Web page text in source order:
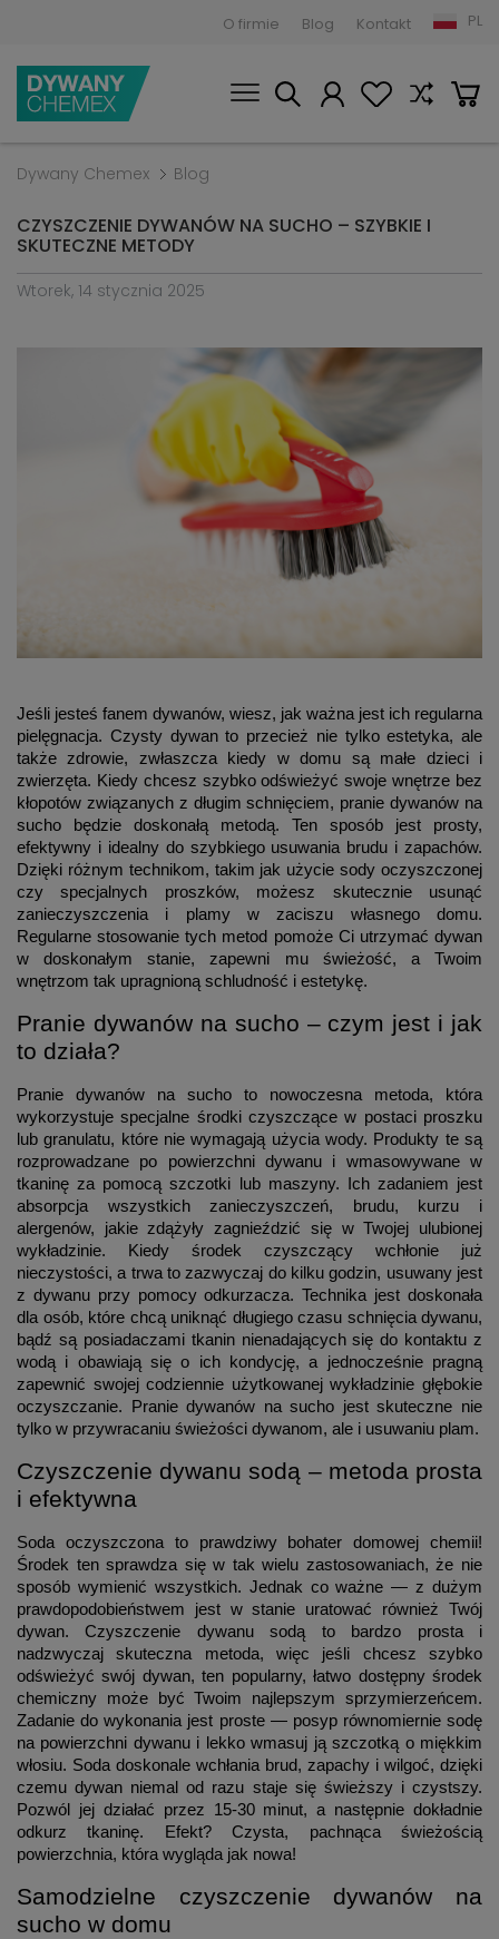
O firmie Blog Kontakt PL
Dywany Chemex Blog
CZYSZCZENIE DYWANÓW NA SUCHO – SZYBKIE I
SKUTECZNE METODY
Wtorek, 14 stycznia 2025
Jeśli jesteś fanem dywanów, wiesz, jak ważna jest ich regularna
pielęgnacja. Czysty dywan to przecież nie tylko estetyka, ale
także zdrowie, zwłaszcza kiedy w domu są małe dzieci i
zwierzęta. Kiedy chcesz szybko odświeżyć swoje wnętrze bez
kłopotów związanych z długim schnięciem, pranie dywanów na
sucho będzie doskonałą metodą. Ten sposób jest prosty,
efektywny i idealny do szybkiego usuwania brudu i zapachów.
Dzięki różnym technikom, takim jak użycie sody oczyszczonej
czy specjalnych proszków, możesz skutecznie usunąć
zanieczyszczenia i plamy w zaciszu własnego domu.
Regularne stosowanie tych metod pomoże Ci utrzymać dywan
w doskonałym stanie, zapewni mu świeżość, a Twoim
wnętrzom tak upragnioną schludność i estetykę.
Pranie dywanów na sucho – czym jest i jak
to działa?
Pranie dywanów na sucho to nowoczesna metoda, która
wykorzystuje specjalne środki czyszczące w postaci proszku
lub granulatu, które nie wymagają użycia wody. Produkty te są
rozprowadzane po powierzchni dywanu i wmasowywane w
tkaninę za pomocą szczotki lub maszyny. Ich zadaniem jest
absorpcja wszystkich zanieczyszczeń, brudu, kurzu i
alergenów, jakie zdążyły zagnieździć się w Twojej ulubionej
wykładzinie. Kiedy środek czyszczący wchłonie już
nieczystości, a trwa to zazwyczaj do kilku godzin, usuwany jest
z dywanu przy pomocy odkurzacza. Technika jest doskonała
dla osób, które chcą uniknąć długiego czasu schnięcia dywanu,
bądź są posiadaczami tkanin nienadających się do kontaktu z
wodą i obawiają się o ich kondycję, a jednocześnie pragną
zapewnić swojej codziennie użytkowanej wykładzinie głębokie
oczyszczanie. Pranie dywanów na sucho jest skuteczne nie
tylko w przywracaniu świeżości dywanom, ale i usuwaniu plam.
Czyszczenie dywanu sodą – metoda prosta
i efektywna
Soda oczyszczona to prawdziwy bohater domowej chemii!
Środek ten sprawdza się w tak wielu zastosowaniach, że nie
sposób wymienić wszystkich. Jednak co ważne — z dużym
prawdopodobieństwem jest w stanie uratować również Twój
dywan. Czyszczenie dywanu sodą to bardzo prosta i
nadzwyczaj skuteczna metoda, więc jeśli chcesz szybko
odświeżyć swój dywan, ten popularny, łatwo dostępny środek
chemiczny może być Twoim najlepszym sprzymierzeńcem.
Zadanie do wykonania jest proste — posyp równomiernie sodę
na powierzchni dywanu i lekko wmasuj ją szczotką o miękkim
włosiu. Soda doskonale wchłania brud, zapachy i wilgoć, dzięki
czemu dywan niemal od razu staje się świeższy i czystszy.
Pozwól jej działać przez 15-30 minut, a następnie dokładnie
odkurz tkaninę. Efekt? Czysta, pachnąca świeżością
powierzchnia, która wygląda jak nowa!
Samodzielne czyszczenie dywanów na
sucho w domu